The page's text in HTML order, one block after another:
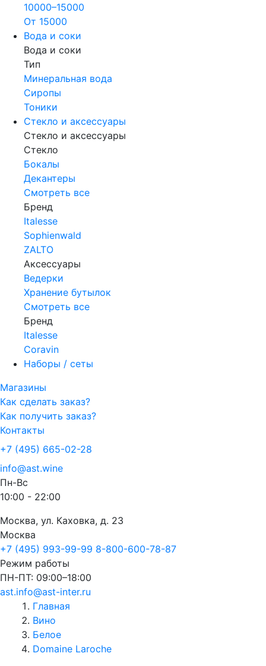
10000–15000
От 15000
Вода и соки
Вода и соки
Тип
Минеральная вода
Сиропы
Тоники
Стекло и аксессуары
Стекло и аксессуары
Стекло
Бокалы
Декантеры
Смотреть все
Бренд
Italesse
Sophienwald
ZALTO
Аксессуары
Ведерки
Хранение бутылок
Смотреть все
Бренд
Italesse
Coravin
Наборы / сеты
Магазины
Как сделать заказ?
Как получить заказ?
Контакты
+7 (495) 665-02-28
info@ast.wine
Пн-Вс
10:00 - 22:00
Москва, ул. Каховка, д. 23
Москва
+7 (495) 993-99-99 8-800-600-78-87
Режим работы
ПН-ПТ: 09:00–18:00
ast.info@ast-inter.ru
Главная
Вино
Белое
Domaine Laroche